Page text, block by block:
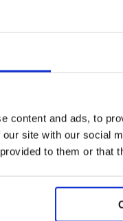
content and ads, to
site with our social
to them or that
Gala
Ženski
postave